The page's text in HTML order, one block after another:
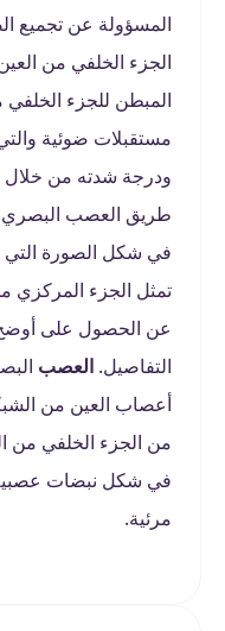
المسؤولة عن تجميع
الجزء الخلفي من
المبطن للجزء
مستقبلات ضوئية
ودرجة شدته من
طريق العصب البصري
في شكل الصورة التي
تمثل الجزء المركزي
عن الحصول على أوضح
التفاصيل. العصب
أعصاب العين من
من الجزء الخلفي من
في شكل نبضات عصبية
مرئية.